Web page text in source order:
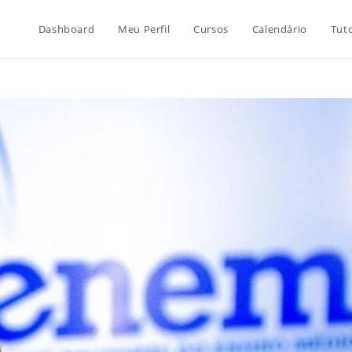
Dashboard Meu Perfil Cursos Calendário